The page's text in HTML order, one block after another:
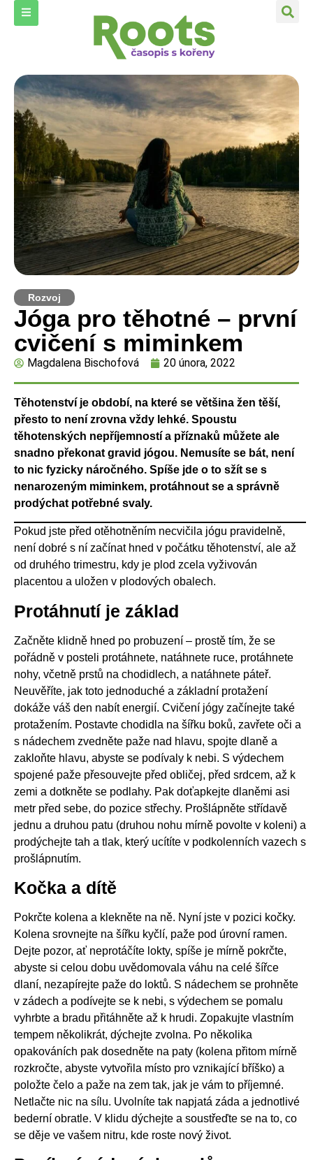
Rozvoj
Jóga pro těhotné – první
cvičení s miminkem
Magdalena Bischofová 20 února, 2022
Těhotenství je období, na které se většina žen těší,
přesto to není zrovna vždy lehké. Spoustu
těhotenských nepříjemností a příznaků můžete ale
snadno překonat gravid jógou. Nemusíte se bát, není
to nic fyzicky náročného. Spíše jde o to sžít se s
nenarozeným miminkem, protáhnout se a správně
prodýchat potřebné svaly.
Pokud jste před otěhotněním necvičila jógu pravidelně,
není dobré s ní začínat hned v počátku těhotenství, ale až
od druhého trimestru, kdy je plod zcela vyživován
placentou a uložen v plodových obalech.
Protáhnutí je základ
Začněte klidně hned po probuzení – prostě tím, že se
pořádně v posteli protáhnete, natáhnete ruce, protáhnete
nohy, včetně prstů na chodidlech, a natáhnete páteř.
Neuvěříte, jak toto jednoduché a základní protažení
dokáže váš den nabít energií. Cvičení jógy začínejte také
protažením. Postavte chodidla na šířku boků, zavřete oči a
s nádechem zvedněte paže nad hlavu, spojte dlaně a
zakloňte hlavu, abyste se podívaly k nebi. S výdechem
spojené paže přesouvejte před obličej, před srdcem, až k
zemi a dotkněte se podlahy. Pak doťapkejte dlaněmi asi
metr před sebe, do pozice střechy. Prošlápněte střídavě
jednu a druhou patu (druhou nohu mírně povolte v koleni) a
prodýchejte tah a tlak, který ucítíte v podkolenních vazech s
prošlápnutím.
Kočka a dítě
Pokrčte kolena a klekněte na ně. Nyní jste v pozici kočky.
Kolena srovnejte na šířku kyčlí, paže pod úrovní ramen.
Dejte pozor, ať neprotáčíte lokty, spíše je mírně pokrčte,
abyste si celou dobu uvědomovala váhu na celé šířce
dlaní, nezapírejte paže do loktů. S nádechem se prohněte
v zádech a podívejte se k nebi, s výdechem se pomalu
vyhrbte a bradu přitáhněte až k hrudi. Zopakujte vlastním
tempem několikrát, dýchejte zvolna. Po několika
opakováních pak dosedněte na paty (kolena přitom mírně
rozkročte, abyste vytvořila místo pro vznikající bříško) a
položte čelo a paže na zem tak, jak je vám to příjemné.
Netlačte nic na sílu. Uvolníte tak napjatá záda a jednotlivé
bederní obratle. V klidu dýchejte a soustřeďte se na to, co
se děje ve vašem nitru, kde roste nový život.